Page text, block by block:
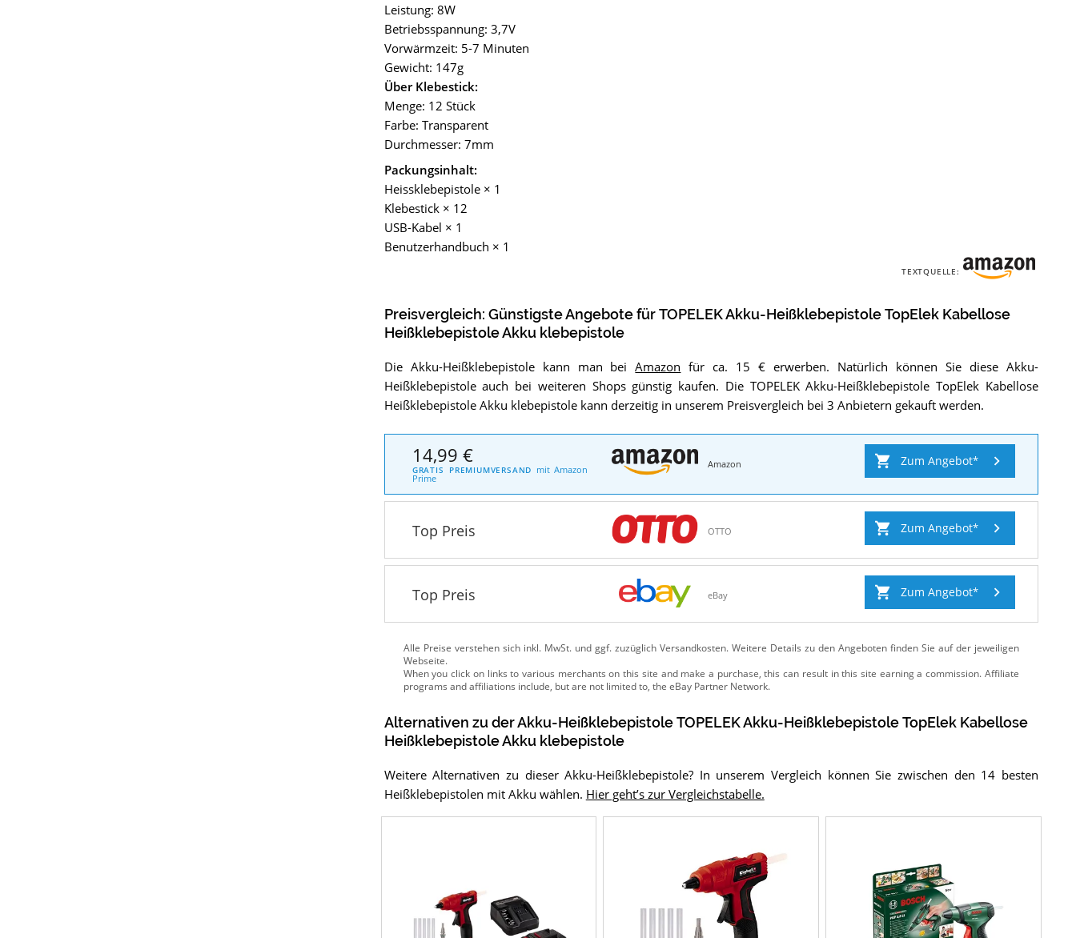
Leistung: 8W
Betriebsspannung: 3,7V
Vorwärmzeit: 5-7 Minuten
Gewicht: 147g
Über Klebestick:
Menge: 12 Stück
Farbe: Transparent
Durchmesser: 7mm
Packungsinhalt:
Heissklebepistole × 1
Klebestick × 12
USB-Kabel × 1
Benutzerhandbuch × 1
TEXTQUELLE:
Preisvergleich: Günstigste Angebote für TOPELEK Akku-Heißklebepistole TopElek Kabellose
Heißklebepistole Akku klebepistole
Die Akku-Heißklebepistole kann man beiAmazon für ca. 15 € erwerben. Natürlich können Sie diese Akku-
Heißklebepistole auch bei weiteren Shops günstig kaufen. Die TOPELEK Akku-Heißklebepistole TopElek Kabellose
Heißklebepistole Akku klebepistole kann derzeitig in unserem Preisvergleich bei 3 Anbietern gekauft werden.
14,99 €
GRATIS PREMIUMVERSAND mit Amazon
Prime
Amazon Zum Angebot
Top Preis OTTO Zum Angebot
Top Preis eBay Zum Angebot
Alle Preise verstehen sich inkl. MwSt. und ggf. zuzüglich Versandkosten. Weitere Details zu den Angebotenfinden Sie auf der jeweiligen
Webseite.
Alternativen zu derAkku-Heißklebepistole TOPELEK Akku-Heißklebepistole TopElek Kabellose
Heißklebepistole Akku klebepistole
Weitere Alternativen zu dieser Akku-Heißklebepistole? In unserem Vergleich können Sie zwischen den 14 besten
Heißklebepistolen mit Akku wählen. Hier geht’s zur Vergleichstabelle.